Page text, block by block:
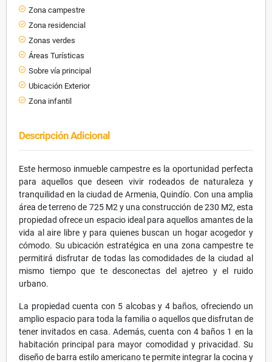
Zona campestre
Zona residencial
Zonas verdes
Áreas Turísticas
Sobre vía principal
Ubicación Exterior
Zona infantil
Descripción Adicional
Este hermoso inmueble campestre es la oportunidad perfecta
para aquellos que deseen vivir rodeados de naturaleza y
tranquilidad en la ciudad de Armenia, Quindío. Con una amplia
área de terreno de 725 M2 y una construcción de 230 M2, esta
propiedad ofrece un espacio ideal para aquellos amantes de la
vida al aire libre y para quienes buscan un hogar acogedor y
cómodo. Su ubicación estratégica en una zona campestre te
permitirá disfrutar de todas las comodidades de la ciudad al
mismo tiempo que te desconectas del ajetreo y el ruido
urbano.
La propiedad cuenta con 5 alcobas y 4 baños, ofreciendo un
amplio espacio para toda la familia o aquellos que disfrutan de
tener invitados en casa. Además, cuenta con 4 baños 1 en la
habitación principal para mayor comodidad y privacidad. Su
diseño de barra estilo americano te permite integrar la cocina y